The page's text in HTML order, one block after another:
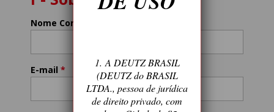
Nome Completo
E-mail *
1. A DEUTZ BRASIL
(DEUTZ do BRASIL
LTDA., pessoa de jurídica
de direito privado, com